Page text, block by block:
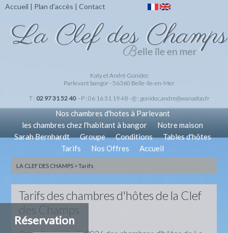
Réservation
Accueil | Plan d'accès | Contact
Katy et André Gonidec
Parlevant bangor - 56360 Belle-Ile-en-Mer
T : 02 97 31 52 40- P : 06 16 31 19 48 - @ : gonidec.andre@wanadoo.fr
Nos chambres d'hotes à Parlevant
les chambres chez l'habitant à bangor
Notre maison
Sarah Bernhardt
Groupe Conditions
Tables d'hôtes
Tarifs
Nos Offres Accueil
LA CLEF DES CHAMPS >Tarifs
Tarifs des chambres d'hôtes de la Clef
des Champs